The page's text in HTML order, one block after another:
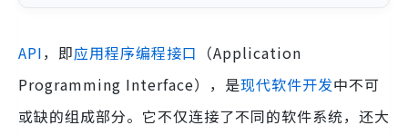
API，即应用程序编程接口 （Application
Programming Interface），是现代软件开发中不可
或缺的组成部分。它不仅连接了不同的软件系统，还大